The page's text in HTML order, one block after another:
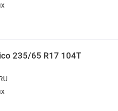
235/65 R17 104T